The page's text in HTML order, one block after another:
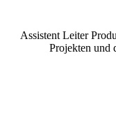
Assistent Leiter
Projekten und